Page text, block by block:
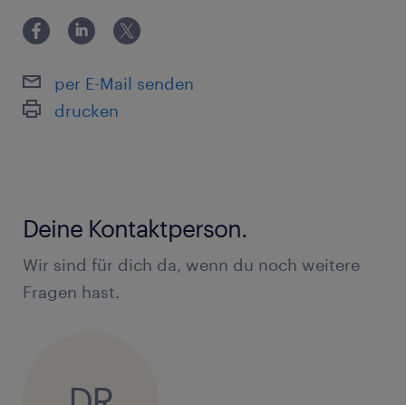
per E-Mail senden
drucken
Deine Kontaktperson.
Wir sind für dich da, wenn du noch weitere
Fragen hast.